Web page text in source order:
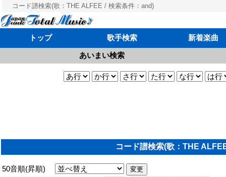
コード譜検索(歌：THE ALFEE / 検索条件：and)
トップ 歌手検索 新着楽曲
あいまい検索
コード譜検索(歌：THE
50音順(昇順)